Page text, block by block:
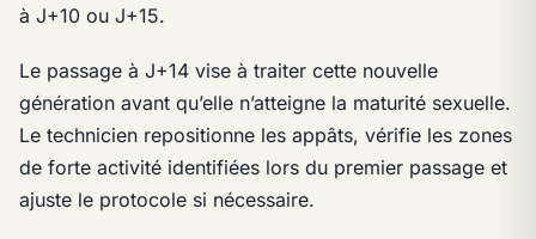
à J+10 ou J+15.
Le passage à J+14 vise à traiter cette nouvelle
génération avant qu’elle n’atteigne la maturité sexuelle.
Le technicien repositionne les appâts, vérifie les zones
de forte activité identifiées lors du premier passage et
ajuste le protocole si nécessaire.